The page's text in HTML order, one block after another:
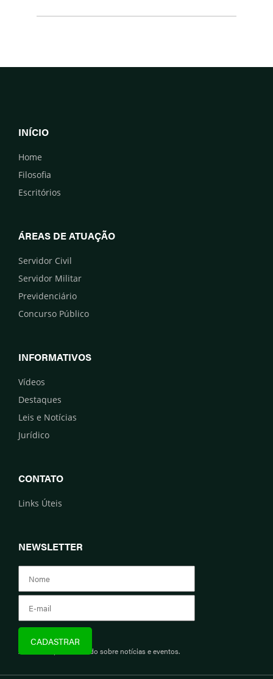
INÍCIO
Home
Filosofia
Escritórios
ÁREAS DE ATUAÇÃO
Servidor Civil
Servidor Militar
Previdenciário
Concurso Público
INFORMATIVOS
Vídeos
Destaques
Leis e Notícias
Jurídico
CONTATO
Links Úteis
NEWSLETTER
Assine e fique informado sobre notícias e eventos.